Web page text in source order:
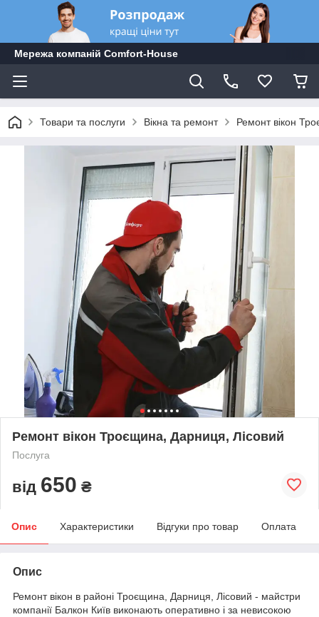
Мережа компаній Comfort-Hоuse
Товари та послуги Вікна та ремонт Ремонт вікон
Ремонт вікон Троєщина, Дарниця, Лісовий
Послуга
від 650 ₴
Опис Характеристики Відгуки про товар Оплата
Опис
Ремонт вікон в районі Троєщина, Дарниця, Лісовий - майстри
компанії Балкон Київ виконають оперативно і за невисокою